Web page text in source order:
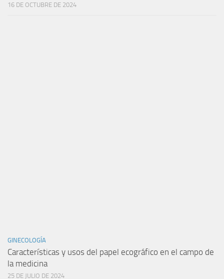
16 DE OCTUBRE DE 2024
GINECOLOGÍA
Características y usos del papel ecográfico en el campo de
la medicina
25 DE JULIO DE 2024